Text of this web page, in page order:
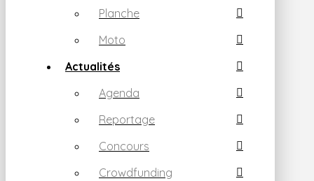
Planche
Moto
Actualités
Agenda
Reportage
Concours
Crowdfunding